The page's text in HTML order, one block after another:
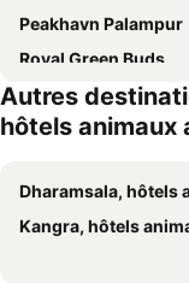
Peakhavn Palampur
Royal Green Buds
Destination Bir
Hana Resort
Himalayan paradise
Bir Valley Retreat
Autres
hôtels animaux
Dharamsala, hôtels
Kangra, hôtels animaux